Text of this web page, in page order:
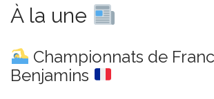
À la une
Championnats de
Benjamins